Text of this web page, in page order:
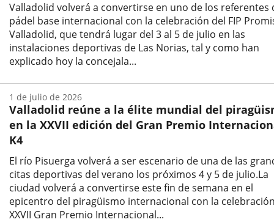
Valladolid volverá a convertirse en uno de los referentes
pádel base internacional con la celebración del FIP
Valladolid, que tendrá lugar del 3 al 5 de julio en las
instalaciones deportivas de Las Norias, tal y como han
explicado hoy la concejala...
la
noticia
Valladolid reúne a la élite mundial del
en la XXVII edición del Gran Premio
K4
El río Pisuerga volverá a ser escenario de una de las
citas deportivas del verano los próximos 4 y 5 de julio.La
ciudad volverá a convertirse este fin de semana en el
epicentro del piragüismo internacional con la
XXVII Gran Premio Internacional...
1 de julio de 2026